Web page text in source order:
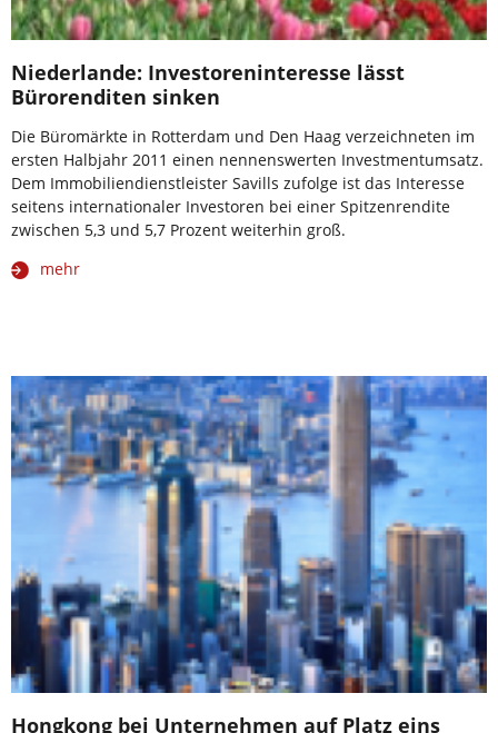
Niederlande: Investoreninteresse lässt
Bürorenditen sinken
Die Büromärkte in Rotterdam und Den Haag verzeichneten im
ersten Halbjahr 2011 einen nennenswerten Investmentumsatz.
Dem Immobiliendienstleister Savills zufolge ist das Interesse
seitens internationaler Investoren bei einer Spitzenrendite
zwischen 5,3 und 5,7 Prozent weiterhin groß.
mehr
Hongkong bei Unternehmen auf Platz eins